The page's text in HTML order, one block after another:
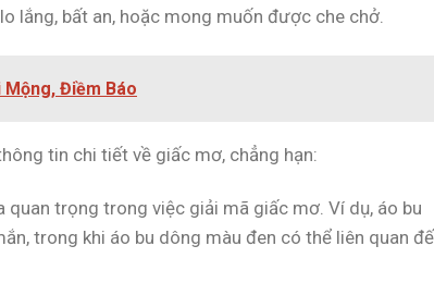
lắng, bất an, hoặc mong muốn được che chở.
Điềm Báo
tin chi tiết về giấc mơ, chẳng hạn:
quan trọng trong việc giải mã giấc mơ. Ví dụ, áo bu
trong khi áo bu dông màu đen có thể liên quan